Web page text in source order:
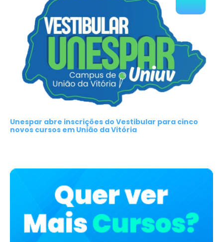
Unespar abre inscrições do Vestibular para cinco
novos cursos em União da Vitória